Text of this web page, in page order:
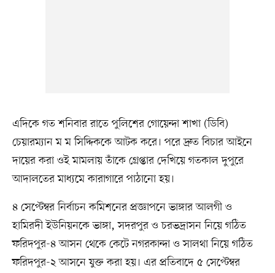
এদিকে গত শনিবার রাতে পুলিশের গোয়েন্দা শাখা (ডিবি)
চেয়ারম্যান ম ম সিদ্দিককে আটক করে। পরে দ্রুত বিচার আইনে
দায়ের করা ওই মামলায় তাঁকে গ্রেপ্তার দেখিয়ে গতকাল দুপুরে
আদালতের মাধ্যমে কারাগারে পাঠানো হয়।
৪ সেপ্টেম্বর নির্বাচন কমিশনের প্রজ্ঞাপনে ভাঙ্গার আলগী ও
হামিরদী ইউনিয়নকে ভাঙ্গা, সদরপুর ও চরভদ্রাসন নিয়ে গঠিত
ফরিদপুর-৪ আসন থেকে কেটে নগরকান্দা ও সালথা নিয়ে গঠিত
ফরিদপুর-২ আসনে যুক্ত করা হয়। এর প্রতিবাদে ৫ সেপ্টেম্বর